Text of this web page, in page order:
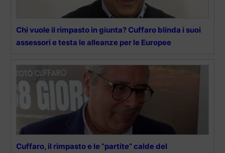
Chi vuole il rimpasto in giunta? Cuffaro blinda i suoi
assessori e testa le alleanze per le Europee
Cuffaro, il rimpasto e le “partite” calde del